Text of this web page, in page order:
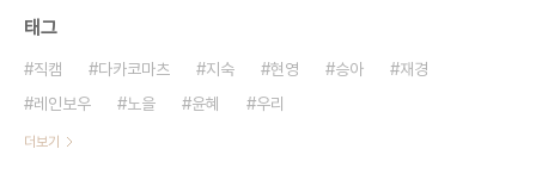
태그
직캠 다카코마츠 지숙 현영 승아
재경
레인보우
노을 윤혜 우리
더보기